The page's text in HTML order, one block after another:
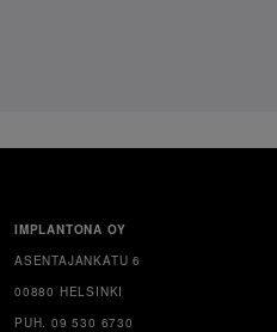
IMPLANTONA OY
ASENTAJANKATU 6
00880 HELSINKI
PUH. 09 530 6730